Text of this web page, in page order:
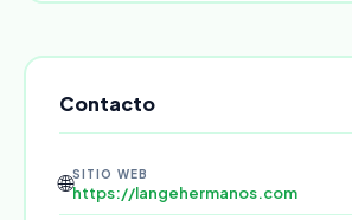
Contacto
🌐SITIO WEB
https://langehermanos.com